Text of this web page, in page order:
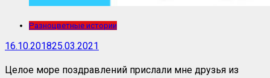
Разноцветные истории
16.10.201825.03.2021
Целое море поздравлений прислали мне друзья из